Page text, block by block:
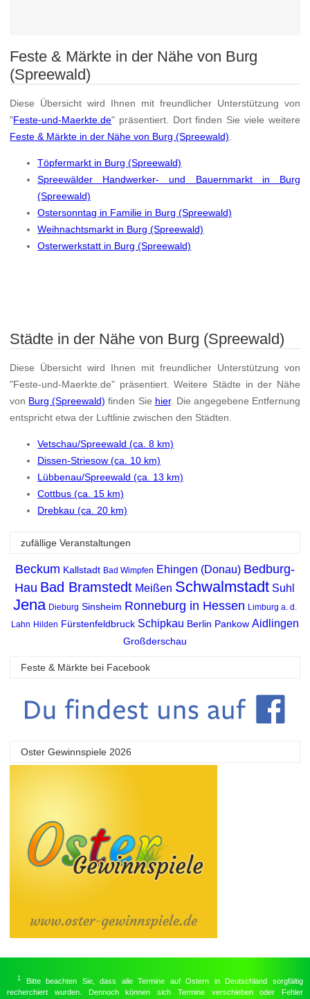
Feste & Märkte in der Nähe von Burg
(Spreewald)
Diese Übersicht wird Ihnen mit freundlicher Unterstützung von
"Feste-und-Maerkte.de" präsentiert. Dort finden Sie viele weitere
Feste & Märkte in der Nähe von Burg (Spreewald)
Töpfermarkt in Burg (Spreewald)
Spreewälder Handwerker- und Bauernmarkt in Burg
(Spreewald)
Ostersonntag in Familie in Burg (Spreewald)
Weihnachtsmarkt in Burg (Spreewald)
Osterwerkstatt in Burg (Spreewald)
Städte in der Nähe von Burg (Spreewald)
Diese Übersicht wird Ihnen mit freundlicher Unterstützung von
"Feste-und-Maerkte.de" präsentiert. Weitere Städte in der Nähe
von Burg (Spreewald) finden Sie hier. Die angegebene Entfernung
entspricht etwa der Luftlinie zwischen den Städten.
Vetschau/Spreewald (ca. 8 km)
Dissen-Striesow (ca. 10 km)
Lübbenau/Spreewald (ca. 13 km)
Cottbus (ca. 15 km)
Drebkau (ca. 20 km)
zufällige Veranstaltungen
Beckum Kallstadt Bad Wimpfen Ehingen (Donau) Bedburg-
Hau Bad Bramstedt Meißen Schwalmstadt Suhl
Jena Dieburg Sinsheim Ronneburg in Hessen Limburg a. d.
Lahn Hilden Fürstenfeldbruck Schipkau Berlin Pankow Aidlingen
Großderschau
Feste & Märkte bei Facebook
Oster Gewinnspiele 2026
1
Bitte beachten Sie, dass alle Termine auf Ostern in Deutschland sorgfältig
recherchiert wurden. Dennoch können sich Termine verschieben oder Fehler